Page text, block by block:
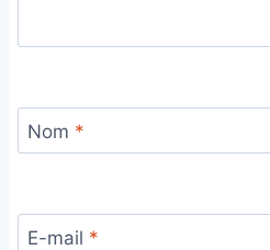
Nom *
E-mail *